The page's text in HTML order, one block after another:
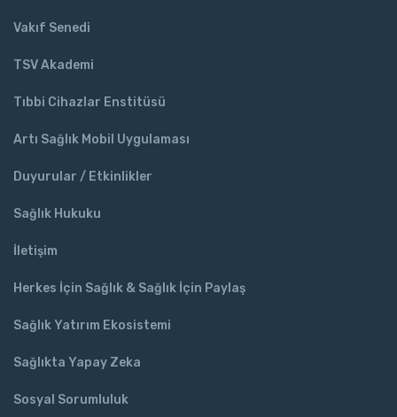
Vakıf Senedi
TSV Akademi
Tıbbi Cihazlar Enstitüsü
Artı Sağlık Mobil Uygulaması
Duyurular / Etkinlikler
Sağlık Hukuku
İletişim
Herkes İçin Sağlık & Sağlık İçin Paylaş
Sağlık Yatırım Ekosistemi
Sağlıkta Yapay Zeka
Sosyal Sorumluluk